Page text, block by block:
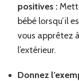
positives :
bébé lorsqu’il
vous apprêtez
l’extérieur.
Donnez